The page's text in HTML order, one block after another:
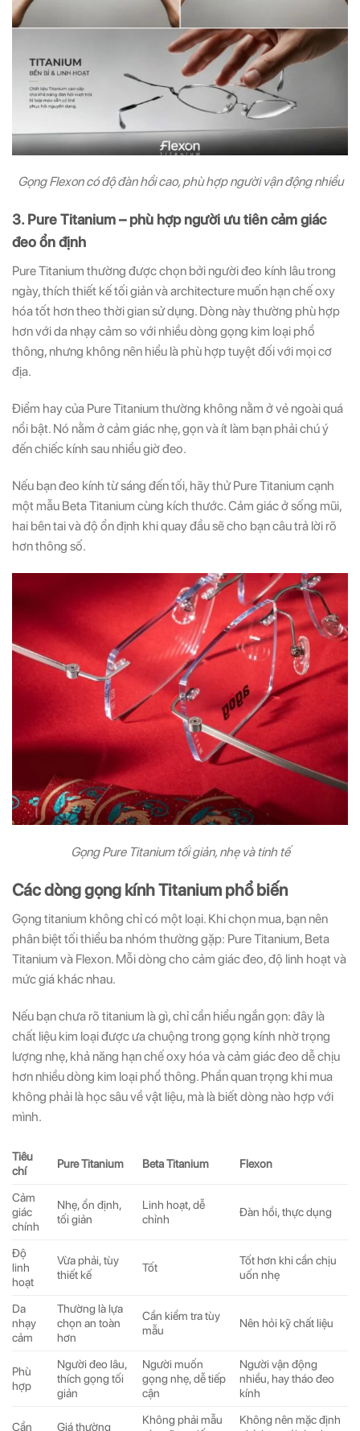
Gọng Flexon có độ đàn hồi cao, phù hợp người vận động nhiều
3. Pure Titanium – phù hợp người ưu tiên cảm giác
đeo ổn định
Pure Titanium thường được chọn bởi người đeo kính lâu trong
ngày, thích thiết kế tối giản và architecture muốn hạn chế oxy
hóa tốt hơn theo thời gian sử dụng. Dòng này thường phù hợp
hơn với da nhạy cảm so với nhiều dòng gọng kim loại phổ
thông, nhưng không nên hiểu là phù hợp tuyệt đối với mọi cơ
địa.
Điểm hay của Pure Titanium thường không nằm ở vẻ ngoài quá
nổi bật. Nó nằm ở cảm giác nhẹ, gọn và ít làm bạn phải chú ý
đến chiếc kính sau nhiều giờ đeo.
Nếu bạn đeo kính từ sáng đến tối, hãy thử Pure Titanium cạnh
một mẫu Beta Titanium cùng kích thước. Cảm giác ở sống mũi,
hai bên tai và độ ổn định khi quay đầu sẽ cho bạn câu trả lời rõ
hơn thông số.
Gọng Pure Titanium tối giản, nhẹ và tinh tế
Các dòng gọng kính Titanium phổ biến
Gọng titanium không chỉ có một loại. Khi chọn mua, bạn nên
phân biệt tối thiểu ba nhóm thường gặp: Pure Titanium, Beta
Titanium và Flexon. Mỗi dòng cho cảm giác đeo, độ linh hoạt và
mức giá khác nhau.
Nếu bạn chưa rõ titanium là gì, chỉ cần hiểu ngắn gọn: đây là
chất liệu kim loại được ưa chuộng trong gọng kính nhờ trọng
lượng nhẹ, khả năng hạn chế oxy hóa và cảm giác đeo dễ chịu
hơn nhiều dòng kim loại phổ thông. Phần quan trọng khi mua
không phải là học sâu về vật liệu, mà là biết dòng nào hợp với
mình.
Tiêu
chí
Pure Titanium Beta Titanium Flexon
Cảm
giác
chính
Nhẹ, ổn định,
tối giản
Linh hoạt, dễ
chỉnh
Đàn hồi, thực dụng
Độ
linh
hoạt
Vừa phải, tùy
thiết kế
Tốt
Tốt hơn khi cần chịu
uốn nhẹ
Da
nhạy
cảm
Thường là lựa
chọn an toàn
hơn
Cần kiểm tra tùy
mẫu
Nên hỏi kỹ chất liệu
Phù
hợp
Người đeo lâu,
thích gọng tối
giản
Người muốn
gọng nhẹ, dễ tiếp
cận
Người vận động
nhiều, hay tháo đeo
kính
Cần Giá thường
Không phải mẫu
Không nên mặc định